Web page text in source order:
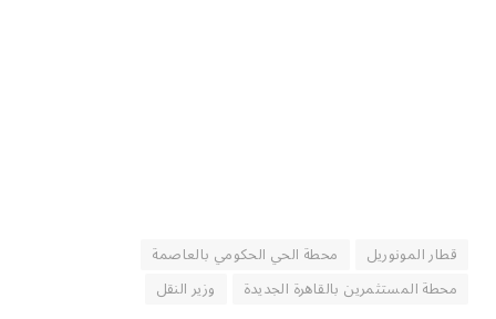
قطار المونوريل
محطة الحي الحكومي بالعاصمة
محطة المستثمرين بالقاهرة الجديدة
وزير النقل